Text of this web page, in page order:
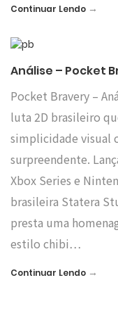
Continuar Lendo →
Análise – Pocket
Pocket Bravery –
luta 2D brasileiro
simplicidade visual
surpreendente.
Xbox Series e
brasileira Statera
presta uma
estilo chibi…
Continuar Lendo →